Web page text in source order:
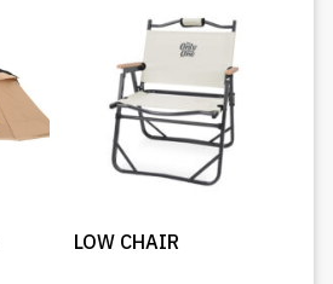
LOW CHAIR